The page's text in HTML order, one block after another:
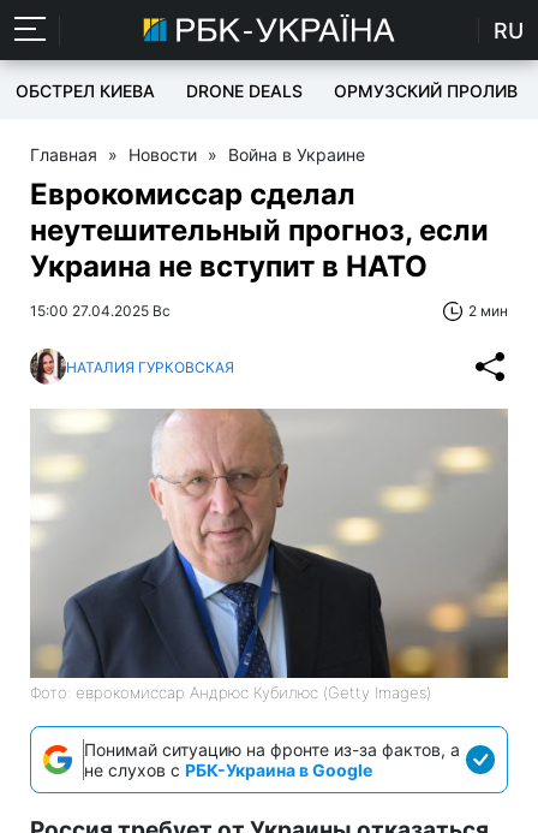
RU
ОБСТРЕЛ КИЕВА DRONE DEALS ОРМУЗСКИЙ ПРОЛИВ
Главная » Новости » Война в Украине
Еврокомиссар сделал
неутешительный прогноз, если
Украина не вступит в НАТО
15:00 27.04.2025 Вс 2 мин
НАТАЛИЯ ГУРКОВСКАЯ
Фото: еврокомиссар Андрюс Кубилюс (Getty Images)
Понимай ситуацию на фронте из-за фактов, а
не слухов с РБК-Украина в Google